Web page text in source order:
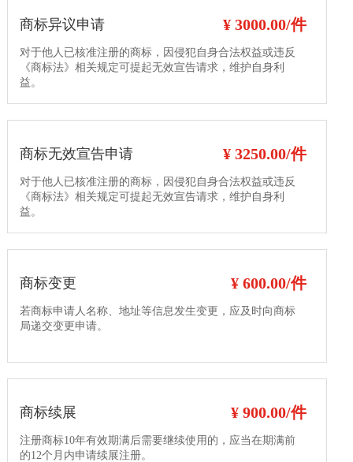
商标异议申请 ¥ 3000.00/件
对于他人已核准注册的商标，因侵犯自身合法权益或违反
《商标法》相关规定可提起无效宣告请求，维护自身利
益。
商标无效宣告申请 ¥ 3250.00/件
对于他人已核准注册的商标，因侵犯自身合法权益或违反
《商标法》相关规定可提起无效宣告请求，维护自身利
益。
商标变更 ¥ 600.00/件
若商标申请人名称、地址等信息发生变更，应及时向商标
局递交变更申请。
商标续展 ¥ 900.00/件
注册商标10年有效期满后需要继续使用的，应当在期满前
的12个月内申请续展注册。